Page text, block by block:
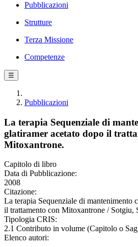
Pubblicazioni
Strutture
Terza Missione
Competenze
☰
Pubblicazioni
La terapia Sequenziale di
glatiramer acetato dopo il
Mitoxantrone.
Capitolo di libro
Data di Pubblicazione:
2008
Citazione:
La terapia Sequenziale di mantenimento
il trattamento con Mitoxantrone / Sotgiu,
Tipologia CRIS:
2.1 Contributo in volume (Capitolo o
Elenco autori: